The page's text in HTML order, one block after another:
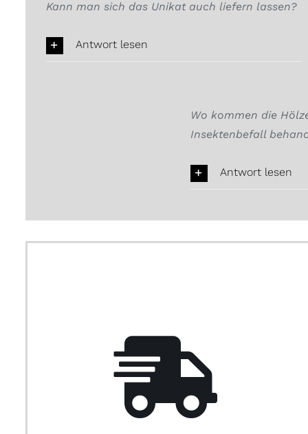
Kann man sich das Unikat auch liefern lassen?
Antwort lesen
Wo kommen die
Insektenbefall
Antwort lesen